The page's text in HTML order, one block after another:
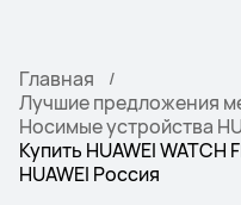
Главная
Лучшие предложения
Носимые устройства
Купить HUAWEI
HUAWEI Россия